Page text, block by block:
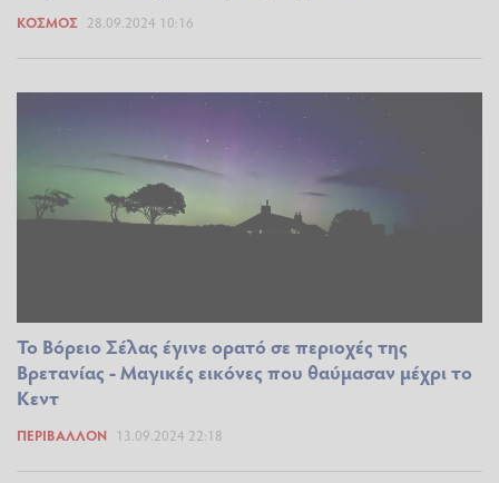
ΚΌΣΜΟΣ 28.09.2024 10:16
Το Βόρειο Σέλας έγινε ορατό σε περιοχές της
Βρετανίας - Μαγικές εικόνες που θαύμασαν μέχρι το
Κεντ
ΠΕΡΙΒΆΛΛΟΝ 13.09.2024 22:18